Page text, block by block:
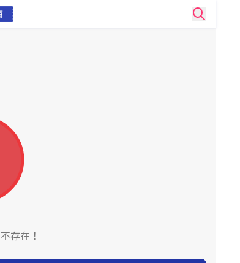
存在！